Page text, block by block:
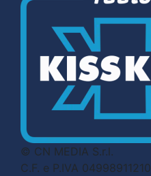
© CN MEDIA S.r.l.
C.F. e P.IVA 04998911210